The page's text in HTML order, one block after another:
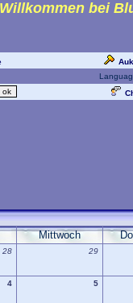
Willkommen bei
Mittwoch
28 29
4 5